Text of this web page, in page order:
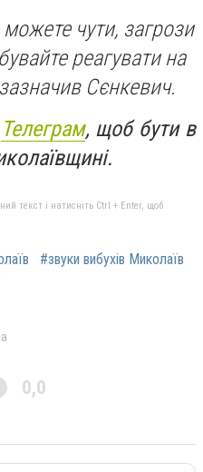
можете чути, загрози
реагувати на
Сєнкевич.
Телеграм, щоб бути в
текст і натисніть Ctrl + Enter, щоб
#звуки вибухів Миколаїв
0,0